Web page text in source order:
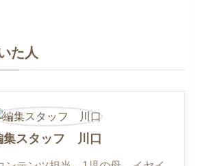
た人
集スタッフ 川口